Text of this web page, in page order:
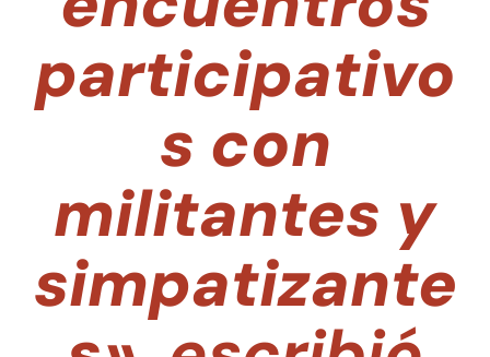
participativo
s con
militantes y
simpatizante